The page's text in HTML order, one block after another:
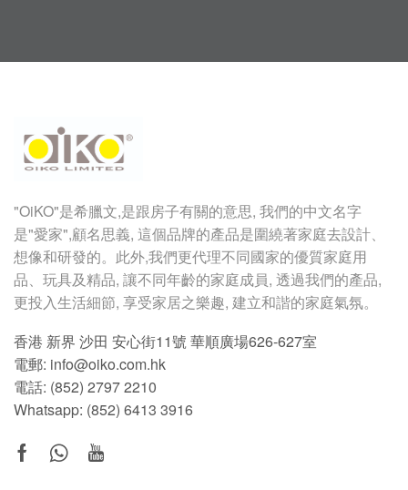
"OiKO"是希臘文,是跟房子有關的意思, 我們的中文名字
是"愛家",顧名思義, 這個品牌的產品是圍繞著家庭去設計、
想像和研發的。此外,我們更代理不同國家的優質家庭用
品、玩具及精品, 讓不同年齡的家庭成員, 透過我們的產品,
更投入生活細節, 享受家居之樂趣, 建立和諧的家庭氣氛。
香港 新界 沙田 安心街11號 華順廣場626-627室
電郵: info@oiko.com.hk
電話: (852) 2797 2210
Whatsapp: (852) 6413 3916